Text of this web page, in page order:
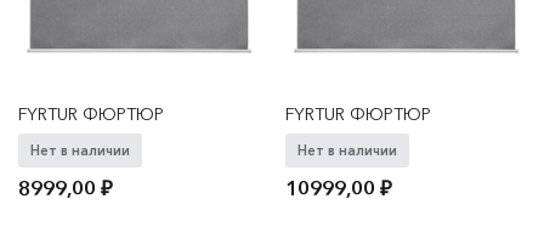
FYRTUR ФЮРТЮР
Нет в наличии
8999,00₽
FYRTUR ФЮРТЮР
Нет в наличии
10999,00₽